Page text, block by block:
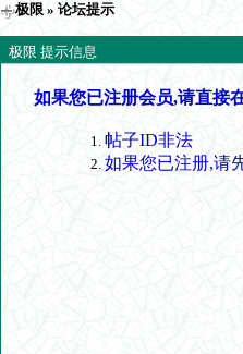
极限 » 论坛提示
极限 提示信息
如果您已注册会员,请直接
帖子ID非法
如果您已注册,请